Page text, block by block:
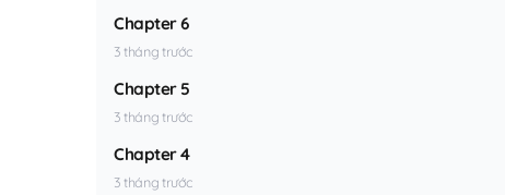
Chapter 6
3 tháng trước
Chapter 5
3 tháng trước
Chapter 4
3 tháng trước